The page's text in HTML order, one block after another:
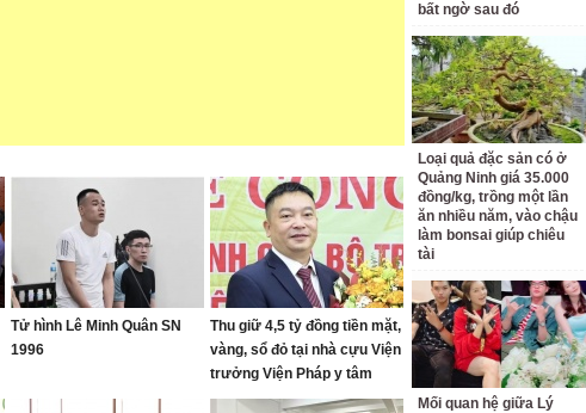
Tử hình Lê Minh Quân SN
1996
Thu giữ 4,5 tỷ đồng tiền mặt,
vàng, sổ đỏ tại nhà cựu Viện
trưởng Viện Pháp y tâm
thần Trung ương
bất ngờ sau đó
Loại quả đặc sản có ở
Quảng Ninh giá 35.000
đồng/kg, trồng một lần
ăn nhiều năm, vào chậu
làm bonsai giúp chiêu
tài
Mối quan hệ giữa Lý